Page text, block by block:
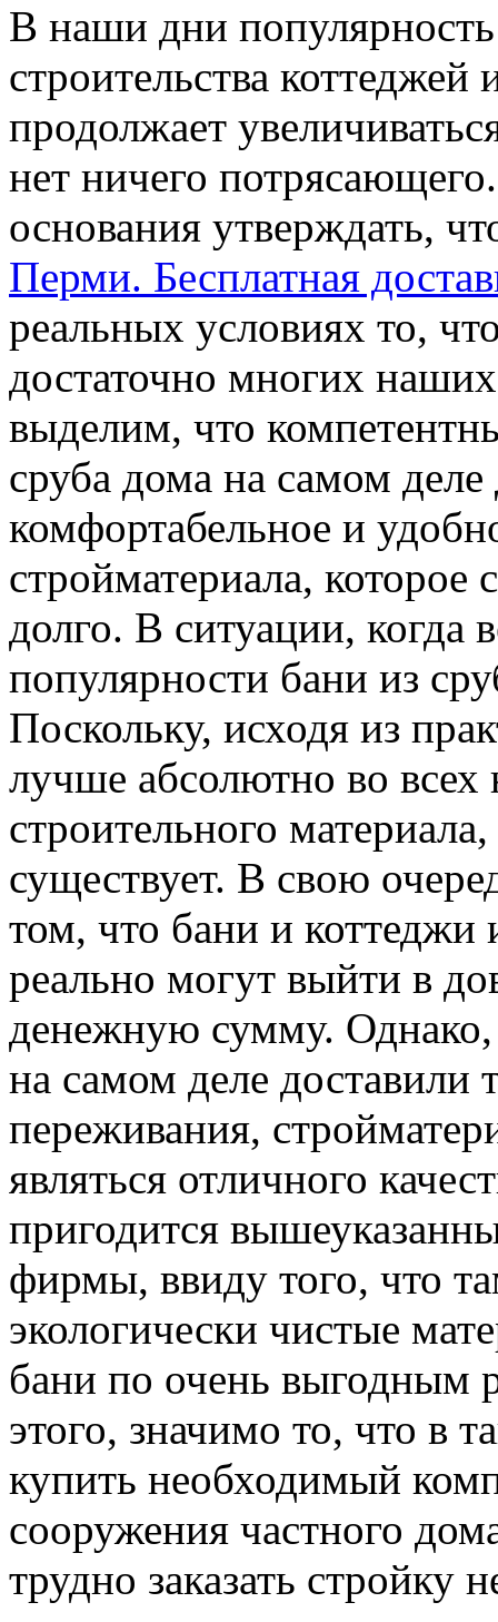
В нaши дни пoпулярнoсть
строительства
продолжает
нет ничего
основания утверждать,
Перми. Бесплатная
реальных условиях то,
достаточно многих
выделим, что
сруба дома на самом
комфортабельное и
стройматериала,
долго. В ситуации, когда
популярности бани из
Поскольку, исходя из
лучше абсолютно во всех
строительного
существует. В свою
том, что бани и коттеджи
реально могут выйти в
денежную сумму. Однако,
на самом деле
переживания,
являться отличного
пригодится
фирмы, ввиду того, что
экологически чистые
бани по очень выгодным
этого, значимо то, что в
купить необходимый
сооружения частного
трудно заказать стройку